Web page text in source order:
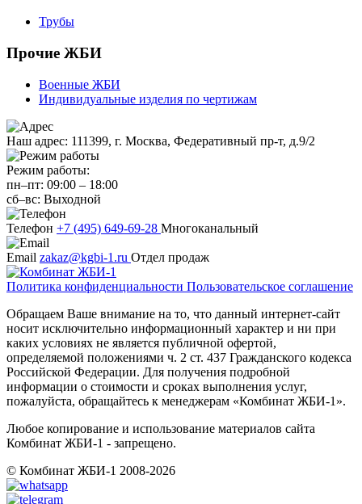
Трубы
Прочие ЖБИ
Военные ЖБИ
Индивидуальные изделия по чертижам
Наш адрес: 111399, г. Москва, Федеративный пр-т, д.9/2
Режим работы:
пн–пт: 09:00 – 18:00
сб–вс: Выходной
Телефон +7 (495) 649-69-28 Многоканальный
Email zakaz@kgbi-1.ru Отдел продаж
Политика конфиденциальности Пользовательское соглашение
Обращаем Ваше внимание на то, что данный интернет-сайт
носит исключительно информационный характер и ни при
каких условиях не является публичной офертой,
определяемой положениями ч. 2 ст. 437 Гражданского кодекса
Российской Федерации. Для получения подробной
информации о стоимости и сроках выполнения услуг,
пожалуйста, обращайтесь к менеджерам «Комбинат ЖБИ-1».
Любое копирование и использование материалов сайта
Комбинат ЖБИ-1 - запрещено.
© Комбинат ЖБИ-1 2008-2026